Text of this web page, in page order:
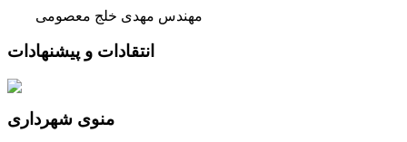
مهندس مهدی خلج معصومی
انتقادات و پیشنهادات
منوی شهرداری